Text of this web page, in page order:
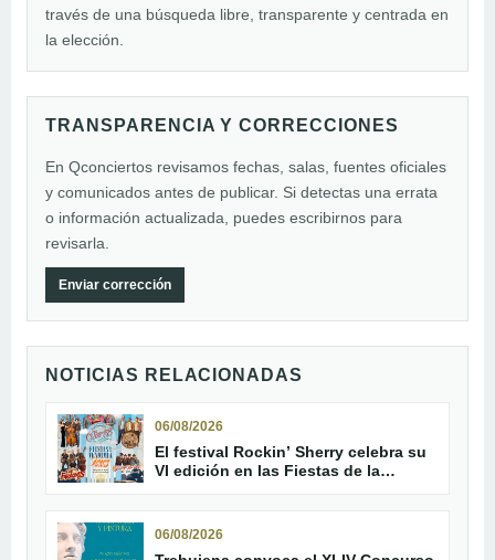
través de una búsqueda libre, transparente y centrada en
la elección.
TRANSPARENCIA Y CORRECCIONES
En Qconciertos revisamos fechas, salas, fuentes oficiales
y comunicados antes de publicar. Si detectas una errata
o información actualizada, puedes escribirnos para
revisarla.
Enviar corrección
NOTICIAS RELACIONADAS
06/08/2026
El festival Rockin’ Sherry celebra su
VI edición en las Fiestas de la
06/08/2026